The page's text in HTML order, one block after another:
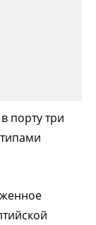
порту три